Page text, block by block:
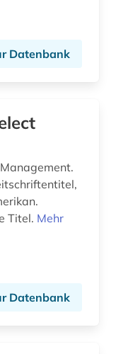
betriebliches informationssystem (1)
Datenbank
Titel. Mehr
Datenbank